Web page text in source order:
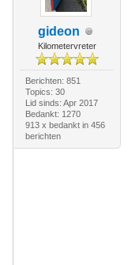
gideon
Kilometervreter
Berichten: 851
Topics: 30
Lid sinds: Apr 2017
Bedankt: 1270
913 x bedankt in 456
berichten